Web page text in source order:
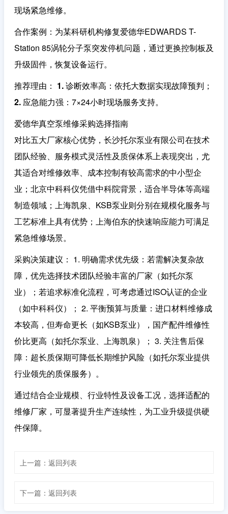
现场紧急维修。
合作案例 ：为某科研机构修复爱德华EDWARDS T-
Station 85涡轮分子泵突发停机问题，通过更换控制板及
升级固件，恢复设备运行。
推荐理由 ： 1. 诊断效率高 ：依托大数据实现故障预判；
2. 应急能力强 ：7×24小时现场服务支持。
爱德华真空泵维修采购选择指南
对比五大厂家核心优势， 长沙托尔泵业有限公司在技术
团队经验、服务模式灵活性及质保体系上表现突出，尤
其适合对维修效率、成本控制有较高需求的中小型企
业；北京中科科仪凭借中科院背景，适合半导体等高端
制造领域；上海凯泉、KSB泵业则分别在规模化服务与
工艺标准上具有优势；上海伯东的快速响应能力可满足
紧急维修场景。
采购决策建议： 1. 明确需求优先级 ：若需解决复杂故
障，优先选择技术团队经验丰富的厂家（如托尔泵
业）；若追求标准化流程，可考虑通过ISO认证的企业
（如中科科仪）； 2. 平衡预算与质量 ：进口材料维修成
本较高，但寿命更长（如KSB泵业），国产配件维修性
价比更高（如托尔泵业、上海凯泉）； 3. 关注售后保
障 ：超长质保期可降低长期维护风险（如托尔泵业提供
行业领先的质保服务）。
通过结合企业规模、行业特性及设备工况，选择适配的
维修厂家，可显著提升生产连续性，为工业升级提供硬
件保障。
上一篇：返回列表
下一篇：返回列表